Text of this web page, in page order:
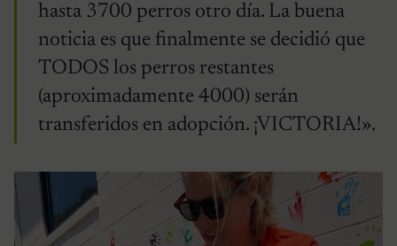
hasta 3700 perros otro día. La buena
noticia es que finalmente se decidió que
TODOS los perros restantes
(aproximadamente 4000) serán
transferidos en adopción. ¡VICTORIA!».